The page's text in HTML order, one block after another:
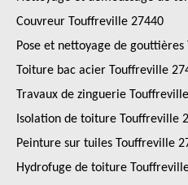
Couvreur Touffreville 27440
Pose et nettoyage de
Toiture bac acier Touffreville
Travaux de zinguerie
Isolation de toiture Touffreville
Peinture sur tuiles Touffreville
Hydrofuge de toiture